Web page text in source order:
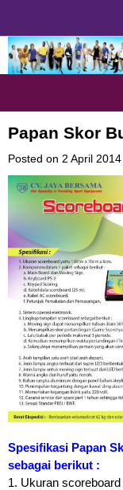
Distributor
Jual Alat
Papan Skor
Posted on 2 April 2014
Spesifikasi Papan
sebagai berikut :
1. Ukuran